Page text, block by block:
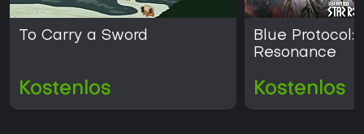
To Carry a Sword
Kostenlos
Blue Protocol:
Resonance
Kostenlos